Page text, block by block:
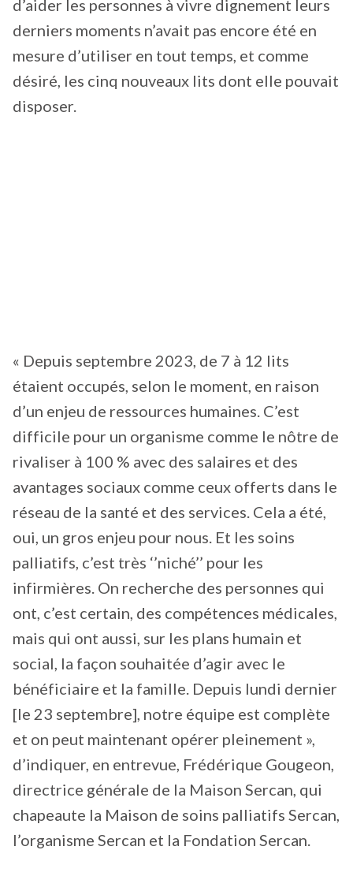
d’aider les personnes à vivre dignement leurs
derniers moments n’avait pas encore été en
mesure d’utiliser en tout temps, et comme
désiré, les cinq nouveaux lits dont elle pouvait
disposer.
« Depuis septembre 2023, de 7 à 12 lits
étaient occupés, selon le moment, en raison
d’un enjeu de ressources humaines. C’est
difficile pour un organisme comme le nôtre de
rivaliser à 100 % avec des salaires et des
avantages sociaux comme ceux offerts dans le
réseau de la santé et des services. Cela a été,
oui, un gros enjeu pour nous. Et les soins
palliatifs, c’est très ‘’niché’’ pour les
infirmières. On recherche des personnes qui
ont, c’est certain, des compétences médicales,
mais qui ont aussi, sur les plans humain et
social, la façon souhaitée d’agir avec le
bénéficiaire et la famille. Depuis lundi dernier
[le 23 septembre], notre équipe est complète
et on peut maintenant opérer pleinement »,
d’indiquer, en entrevue, Frédérique Gougeon,
directrice générale de la Maison Sercan, qui
chapeaute la Maison de soins palliatifs Sercan,
l’organisme Sercan et la Fondation Sercan.